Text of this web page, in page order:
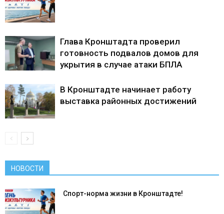
Глава Кронштадта проверил
готовность подвалов домов для
укрытия в случае атаки БПЛА
В Кронштадте начинает работу
выставка районных достижений
НОВОСТИ
Спорт-норма жизни в Кронштадте!